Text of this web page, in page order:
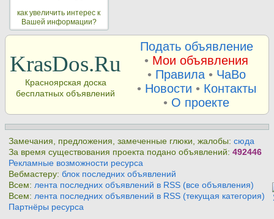
как увеличить интерес к
Вашей информации?
KrasDos.Ru
Красноярская доска
бесплатных объявлений
Подать объявление
• Мои объявления
• Правила• ЧаВо
• Новости • Контакты
• О проекте
Замечания, предложения, замеченные глюки, жалобы:сюда
За время существования проекта подано объявлений:492446
Рекламные возможности ресурса
Вебмастеру:блок последних объявлений
Всем: лента последних объявлений в RSS (все объявления)
Всем: лента последних объявлений в RSS (текущая категория)
Партнёры ресурса